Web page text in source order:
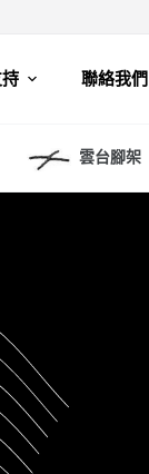
聯絡我們
雲台腳架